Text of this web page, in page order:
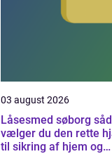
03 august 2026
Låsesmed søborg sådan
vælger du den rette
til sikring af hjem og